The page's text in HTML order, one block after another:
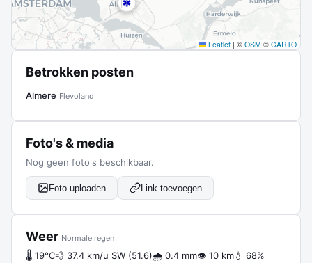
Leaflet | © OSM © CARTO
Betrokken posten
Almere Flevoland
Foto's & media
Nog geen foto's beschikbaar.
Foto uploaden Link toevoegen
Weer Normale regen
🌡 19°C💨 37.4 km/u SW (51.6)🌧 0.4 mm👁 10 km💧 68%